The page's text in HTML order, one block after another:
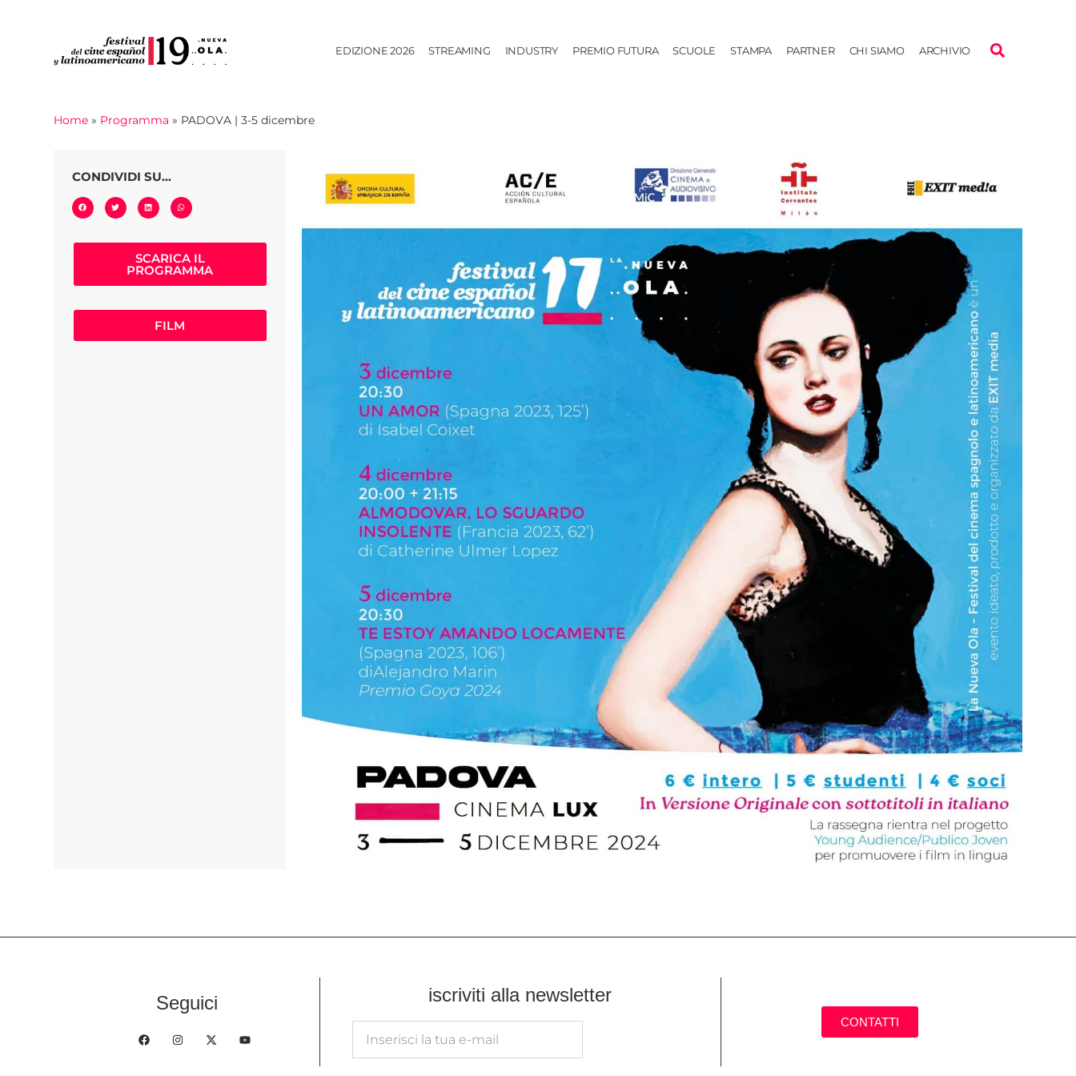
EDIZIONE 2026 STREAMING INDUSTRY PREMIO FUTURA SCUOLE STAMPA PARTNER CHI SIAMO ARCHIVIO
Home » Programma » PADOVA | 3-5 dicembre
CONDIVIDI SU...
SCARICA IL
PROGRAMMA
FILM
Seguici iscriviti alla newsletter
CONTATTI